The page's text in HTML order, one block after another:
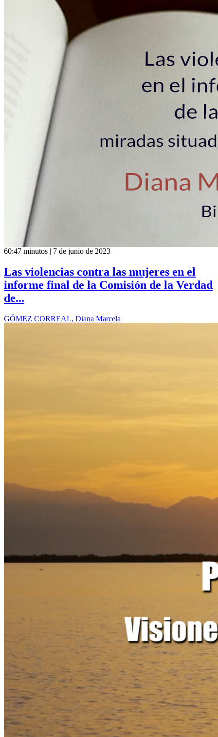
60:47 minutos | 7 de junio de 2023
Las violencias contra las mujeres en el
informe final de la Comisión de la Verdad
de...
GÓMEZ CORREAL, Diana Marcela